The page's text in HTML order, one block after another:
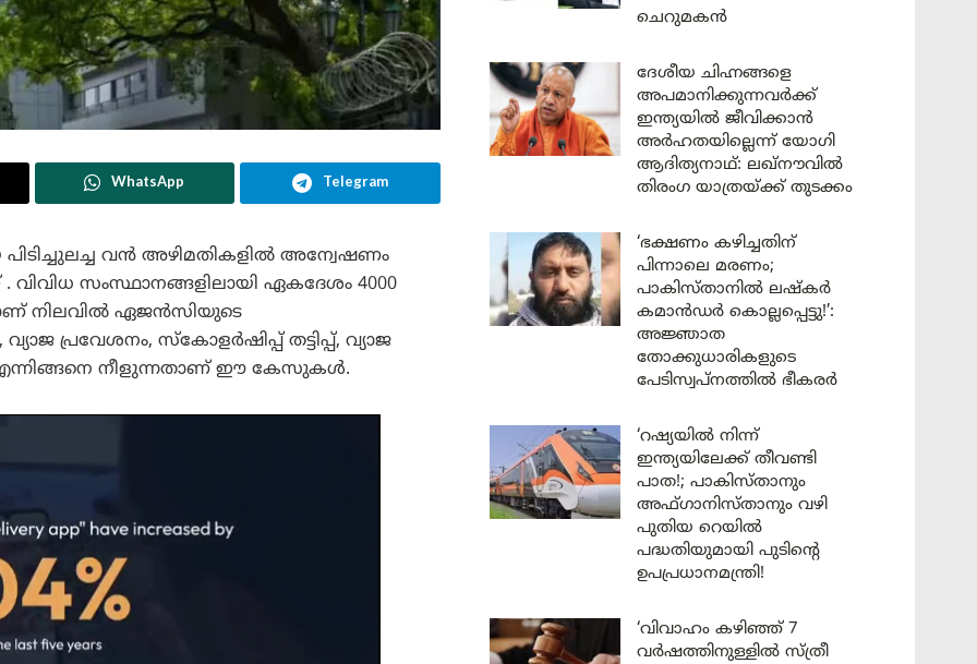
WhatsApp Telegram
വൻ അഴിമതികളിൽ അന്വേഷണം
സംസ്ഥാനങ്ങളിലായി ഏകദേശം 4000
നിലവിൽ ഏജൻസിയുടെ
പ്രവേശനം, സ്കോളർഷിപ്പ് തട്ടിപ്പ്, വ്യാജ
നീളുന്നതാണ് ഈ കേസുകൾ.
ചെറുമകൻ
ദേശീയ ചിഹ്നങ്ങളെ
അപമാനിക്കുന്നവർക്ക്
ഇന്ത്യയിൽ ജീവിക്കാൻ
അർഹതയില്ലെന്ന് യോഗി
ആദിത്യനാഥ്: ലഖ്‌നൗവിൽ
തിരംഗ യാത്രയ്ക്ക് തുടക്കം
‘ഭക്ഷണം കഴിച്ചതിന്
പിന്നാലെ മരണം;
പാകിസ്താനിൽ ലഷ്കർ
കമാൻഡർ കൊല്ലപ്പെട്ടു!’:
അജ്ഞാത
തോക്കുധാരികളുടെ
പേടിസ്വപ്നത്തിൽ ഭീകരർ
‘റഷ്യയിൽ നിന്ന്
ഇന്ത്യയിലേക്ക് തീവണ്ടി
പാത!; പാകിസ്താനും
അഫ്ഗാനിസ്താനും വഴി
പുതിയ റെയിൽ
പദ്ധതിയുമായി പുടിന്റെ
ഉപപ്രധാനമന്ത്രി!
‘വിവാഹം കഴിഞ്ഞ് 7
വർഷത്തിനുള്ളിൽ സ്ത്രീ